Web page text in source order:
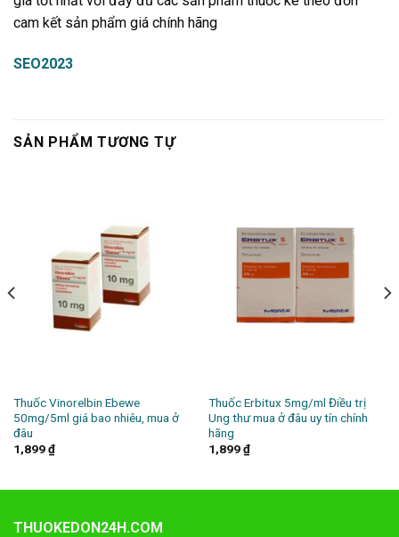
cam kết sản phẩm giá chính hãng
SEO2023
SẢN PHẨM TƯƠNG TỰ
Thuốc Vinorelbin Ebewe
50mg/5ml giá bao nhiêu, mua ở
đâu
1,899₫
Thuốc Erbitux 5mg/ml Điều trị
Ung thư mua ở đâu uy tín chính
hãng
1,899₫
THUOKEDON24H.COM